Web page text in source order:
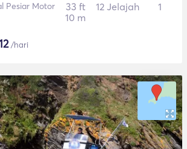
Pesiar Motor
33 ft
10 m
12 Jelajah 1
/hari